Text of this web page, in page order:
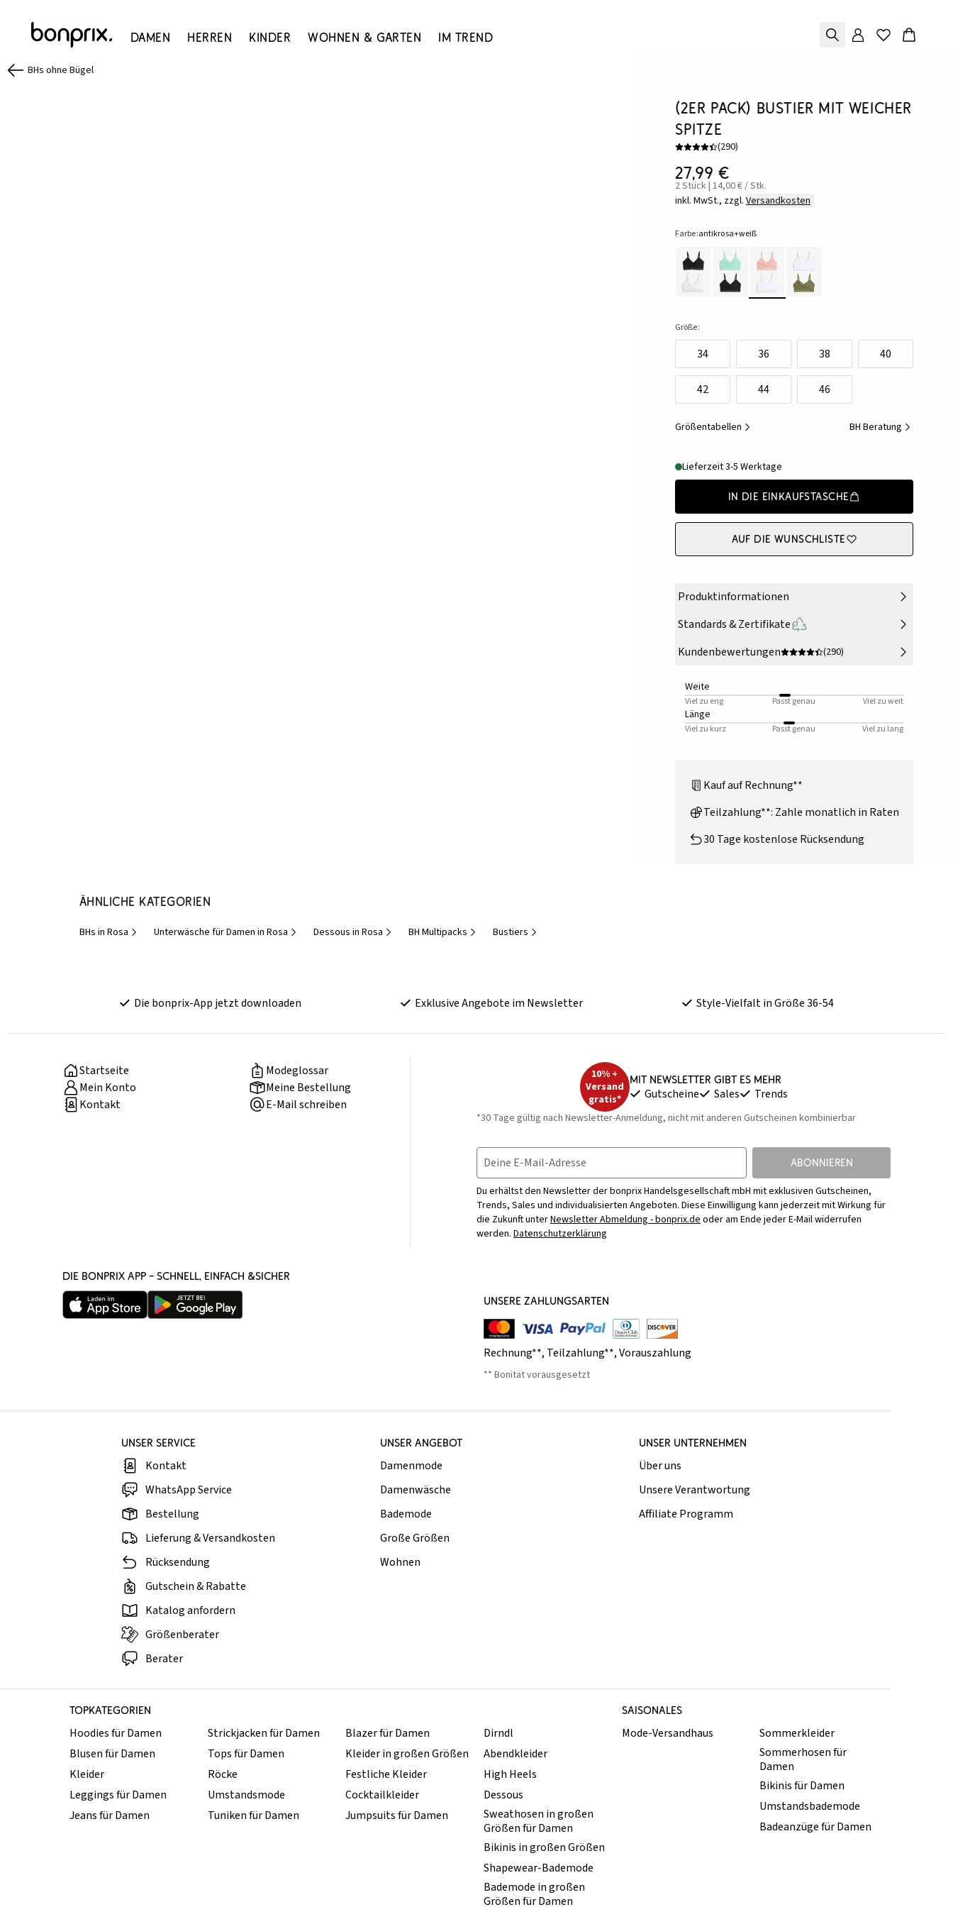
Damen Herren Kinder Wohnen & Garten Im Trend
BHs ohne Bügel
(2er Pack) Bustier mit weicher
Spitze
(290)
27,99 €
2 Stück | 14,00 € / Stk.
inkl. MwSt., zzgl. Versandkosten
Farbe:antikrosa+weiß
Größe:
34 36 38 40
42 44 46
Größentabellen BH Beratung
Lieferzeit 3-5 Werktage
In die Einkaufstasche
Auf die Wunschliste
Produktinformationen
Standards & Zertifikate
Kundenbewertungen
(290)
Weite
Viel zu eng Passt genau Viel zu weit
Länge
Viel zu kurz Passt genau Viel zu lang
Kauf auf Rechnung**
Teilzahlung**: Zahle monatlich in Raten
30 Tage kostenlose Rücksendung
Ähnliche Kategorien
BHs in Rosa Unterwäsche für Damen in Rosa Dessous in Rosa BH Multipacks Bustiers
Die bonprix-App jetzt downloaden Exklusive Angebote im Newsletter Style-Vielfalt in Größe 36-54
Startseite
Modeglossar
Mein Konto
Meine Bestellung
Kontakt
E-Mail schreiben
10% +
Versand
gratis*
Mit Newsletter gibt es mehr
Gutscheine Sales Trends
*30 Tage gültig nach Newsletter-Anmeldung, nicht mit anderen Gutscheinen kombinierbar
Deine E-Mail-Adresse ABONNIEREN
Du erhältst den Newsletter der bonprix Handelsgesellschaft mbH mit exklusiven Gutscheinen,
Trends, Sales und individualisierten Angeboten. Diese Einwilligung kann jederzeit mit Wirkung für
die Zukunft unterNewsletter Abmeldung - bonprix.deoder am Ende jeder E-Mail widerrufen
werden. Datenschutzerklärung
DIE BONPRIX APP – SCHNELL, EINFACH &SICHER
UNSERE ZAHLUNGSARTEN
Rechnung**, Teilzahlung**,Vorauszahlung
** Bonität vorausgesetzt
UNSER SERVICE
Kontakt
WhatsApp Service
Bestellung
Lieferung & Versandkosten
Rücksendung
Gutschein & Rabatte
Katalog anfordern
Größenberater
Berater
UNSER ANGEBOT
Damenmode
Damenwäsche
Bademode
Große Größen
Wohnen
UNSER UNTERNEHMEN
Über uns
Unsere Verantwortung
Affiliate Programm
TOPKATEGORIEN SAISONALES
Hoodies für Damen
Blusen für Damen
Kleider
Leggings für Damen
Jeans für Damen
Strickjacken für Damen
Tops für Damen
Röcke
Umstandsmode
Tuniken für Damen
Blazer für Damen
Kleider in großen Größen
Festliche Kleider
Cocktailkleider
Jumpsuits für Damen
Dirndl
Abendkleider
High Heels
Dessous
Sweathosen in großen
Größen für Damen
Mode-Versandhaus
Sommerkleider
Sommerhosen für
Damen
Bikinis für Damen
Umstandsbademode
Badeanzüge für Damen
Bikinis in großen Größen
Shapewear-Bademode
Bademode in großen
Größen für Damen